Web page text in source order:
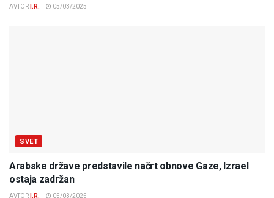
AVTOR I.R. 05/03/2025
SVET
Arabske države predstavile načrt obnove Gaze, Izrael
ostaja zadržan
AVTOR I.R. 05/03/2025